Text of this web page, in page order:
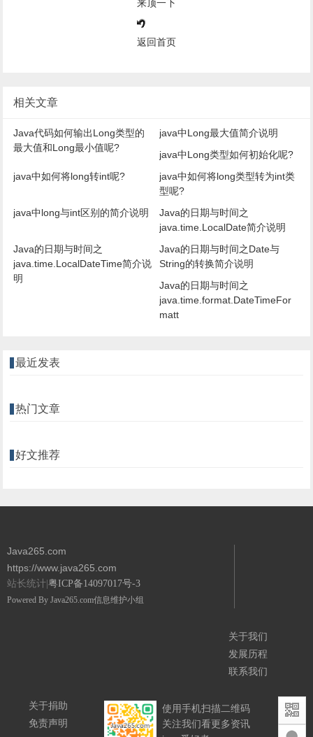
来顶一下
返回首页
相关文章
Java代码如何输出Long类型的
最大值和Long最小值呢?
java中Long最大值简介说明
java中Long类型如何初始化呢?
java中如何将long转int呢?
java中如何将long类型转为int类
型呢?
java中long与int区别的简介说明
Java的日期与时间之
java.time.LocalDate简介说明
Java的日期与时间之
java.time.LocalDateTime简介说
明
Java的日期与时间之Date与
String的转换简介说明
Java的日期与时间之
java.time.format.DateTimeFor
matt
最近发表
热门文章
好文推荐
Java265.com
https://www.java265.com
站长统计| 粤ICP备14097017号-3
Powered By Java265.com信息维护小组
关于我们
发展历程
联系我们
关于捐助
免责声明
使用手机扫描二维码
关注我们看更多资讯